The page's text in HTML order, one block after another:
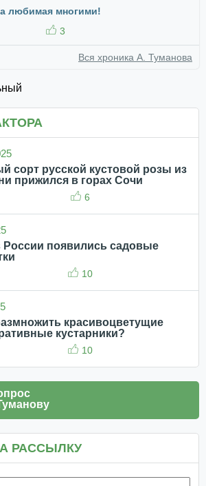
любимая многими!
3
Вся хроника А. Туманова
сорт русской кустовой розы из
прижился в горах Сочи
6
России появились садовые
10
красивоцветущие
кустарники?
10
РАССЫЛКУ